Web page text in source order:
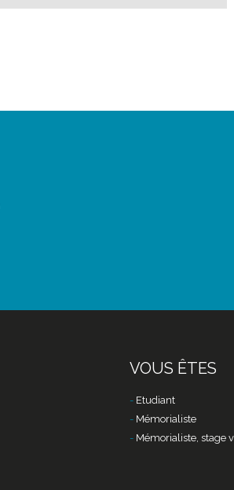
VOUS ÊTES
Etudiant
Mémorialiste
Mémorialiste, stage